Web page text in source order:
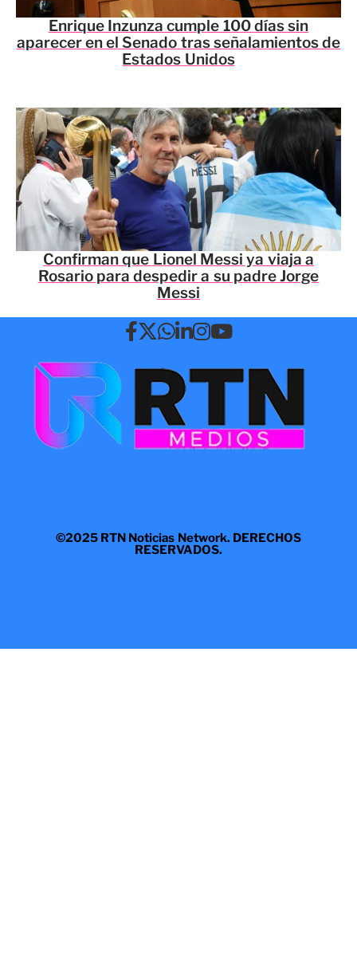
Enrique Inzunza cumple 100 días sin
aparecer en el Senado tras señalamientos de
Estados Unidos
Confirman que Lionel Messi ya viaja a
Rosario para despedir a su padre Jorge
Messi
©2025 RTN Noticias Network. DERECHOS
RESERVADOS.